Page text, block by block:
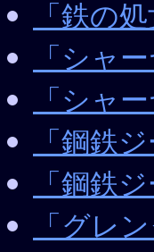
「鉄の
「シャ
「シャ
「鋼鉄
「鋼鉄
「グレ